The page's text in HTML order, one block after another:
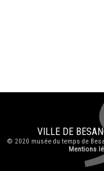
VILLE DE
© 2020 musée du temps de
Mentions